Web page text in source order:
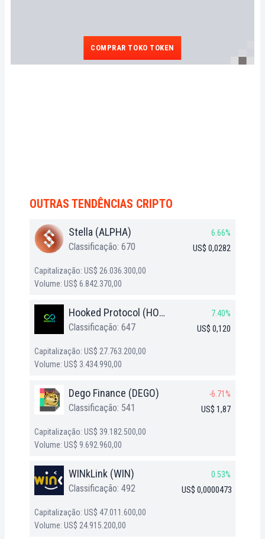
COMPRAR TOKO TOKEN
OUTRAS TENDÊNCIAS CRIPTO
Stella (ALPHA)
Classificação: 670
6.66%
US$ 0,0282
Capitalização: US$ 26.036.300,00
Volume: US$ 6.842.370,00
Hooked Protocol (HOOK)
Classificação: 647
7.40%
US$ 0,120
Capitalização: US$ 27.763.200,00
Volume: US$ 3.434.990,00
Dego Finance (DEGO)
Classificação: 541
-6.71%
US$ 1,87
Capitalização: US$ 39.182.500,00
Volume: US$ 9.692.960,00
WINkLink (WIN)
Classificação: 492
0.53%
US$ 0,0000473
Capitalização: US$ 47.011.600,00
Volume: US$ 24.915.200,00